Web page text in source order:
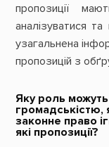
пропозиції
аналізуватися
узагальнена
пропозицій з
Яку роль можуть
законне право
які пропозиції?